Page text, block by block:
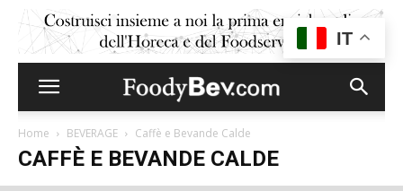
Home BEVERAGE Caffè e Bevande Calde
CAFFÈ E BEVANDE CALDE
IT